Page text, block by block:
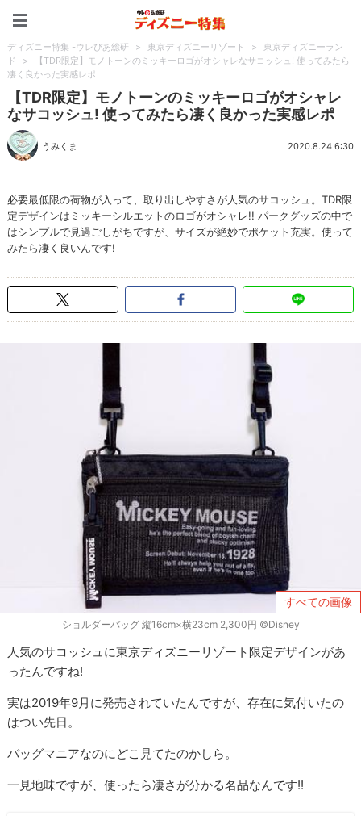
ディズニー特集 -ウレぴあ総研 > 東京ディズニーリゾート >
東京ディズニーラン
ド
>
【TDR限定】モノトーンのミッキーロゴがオシャレなサコッシュ! 使ってみたら
凄く良かった実感レポ
【TDR限定】モノトーンのミッキーロゴがオシャレ
なサコッシュ! 使ってみたら凄く良かった実感レポ
うみくま 2020.8.24 6:30
必要最低限の荷物が入って、取り出しやすさが人気のサコッシュ。TDR限
定デザインはミッキーシルエットのロゴがオシャレ!! パークグッズの中で
はシンプルで見過ごしがちですが、サイズが絶妙でポケット充実。使って
みたら凄く良いんです!
すべての画像
ショルダーバッグ 縦16cm×横23cm 2,300円 ©Disney
人気のサコッシュに東京ディズニーリゾート限定デザインがあ
ったんですね!
実は2019年9月に発売されていたんですが、存在に気付いたの
はつい先日。
バッグマニアなのにどこ見てたのかしら。
一見地味ですが、使ったら凄さが分かる名品なんです!!